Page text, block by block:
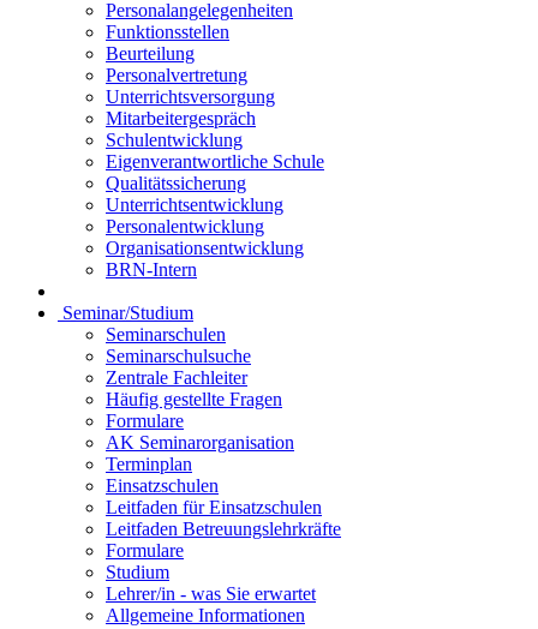
Personalangelegenheiten
Funktionsstellen
Beurteilung
Personalvertretung
Unterrichtsversorgung
Mitarbeitergespräch
Schulentwicklung
Eigenverantwortliche Schule
Qualitätssicherung
Unterrichtsentwicklung
Personalentwicklung
Organisationsentwicklung
BRN-Intern
Seminar/Studium
Seminarschulen
Seminarschulsuche
Zentrale Fachleiter
Häufig gestellte Fragen
Formulare
AK Seminarorganisation
Terminplan
Einsatzschulen
Leitfaden für Einsatzschulen
Leitfaden Betreuungslehrkräfte
Formulare
Studium
Lehrer/in - was Sie erwartet
Allgemeine Informationen